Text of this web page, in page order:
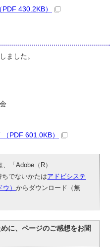
430.2KB）
ました。
PDF 601.0KB）
「Adobe（R）
ちでないかたはアドビシステ
ウ）からダウンロード（無
に、ページのご感想をお聞